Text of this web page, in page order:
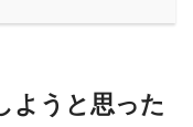
ようと思った